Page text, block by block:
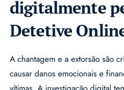
digitalmente
Detetive
A chantagem e a extorsão são
causar danos emocionais e